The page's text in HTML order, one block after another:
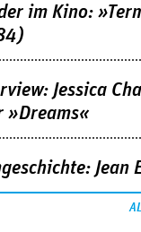
im Kino:
Jessica
»Dreams«
Jean